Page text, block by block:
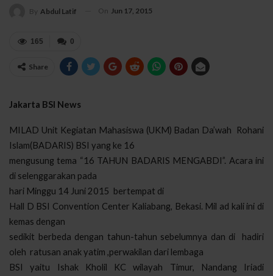
By Abdul Latif On Jun 17, 2015
0
165
Share
Jakarta BSI News
MILAD Unit Kegiatan Mahasiswa (UKM) Badan Da’wah
Rohani
Islam(BADARIS) BSI yang ke 16
mengusung tema “16 TAHUN BADARIS MENGABDI”. Acara ini
di selenggarakan pada
hari Minggu 14 Juni 2015 bertempat di
Hall D BSI Convention Center Kaliabang, Bekasi. Mil ad kali ini di
kemas dengan
sedikit berbeda dengan tahun-tahun sebelumnya dan di
hadiri
oleh ratusan anak yatim ,perwakilan dari lembaga
BSI yaitu Ishak Kholil KC wilayah Timur, Nandang Iriadi